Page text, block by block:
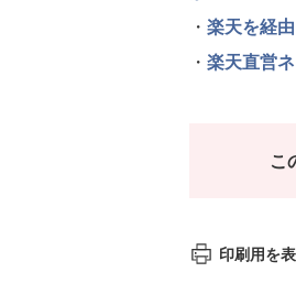
・ 楽天を経
・ 楽天直営
こ
印刷用を